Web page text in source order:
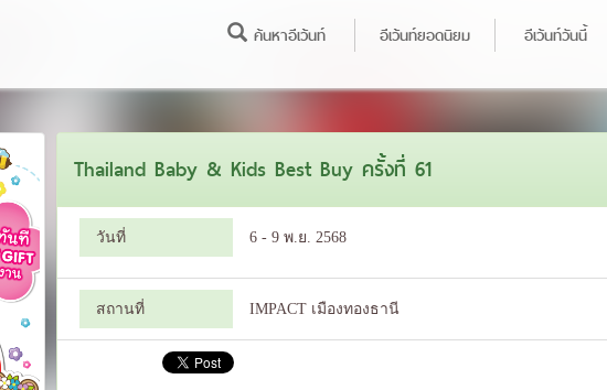
ค้นหาอีเว้นท์ อีเว้นท์ยอดนิยม อีเว้นท์วันนี้
Thailand Baby & Kids Best Buy ครั้งที่ 61
วันที่ 6 - 9 พ.ย. 2568
สถานที่ IMPACT เมืองทองธานี